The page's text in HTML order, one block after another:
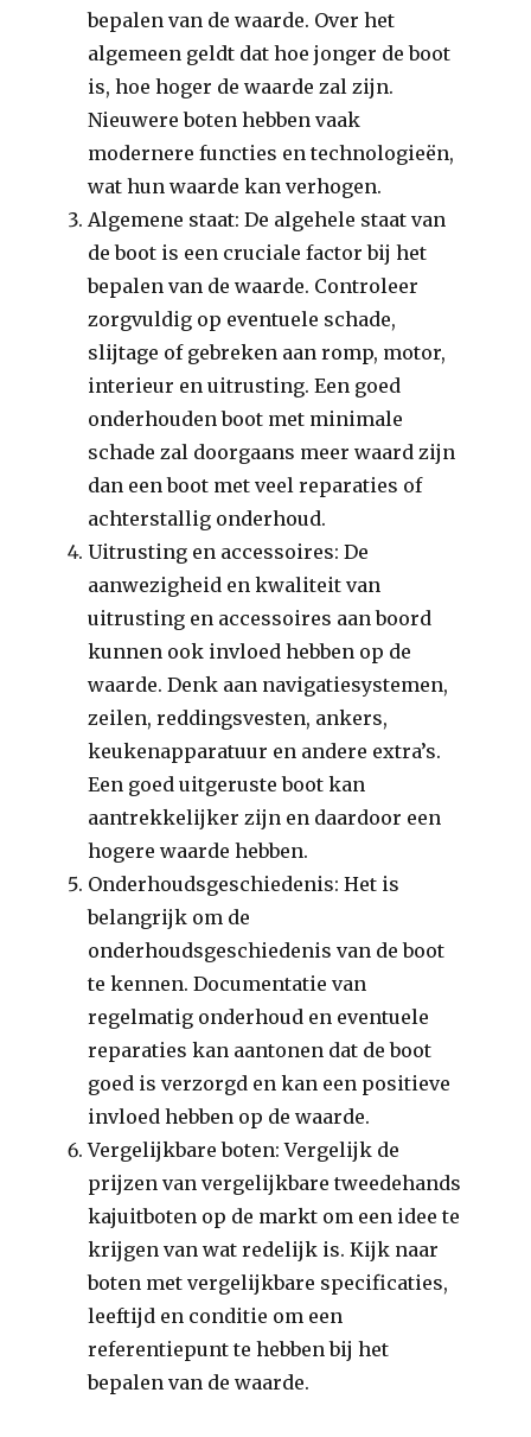
bepalen van de waarde. Over het
algemeen geldt dat hoe jonger de boot
is, hoe hoger de waarde zal zijn.
Nieuwere boten hebben vaak
modernere functies en technologieën,
wat hun waarde kan verhogen.
Algemene staat: De algehele staat van
de boot is een cruciale factor bij het
bepalen van de waarde. Controleer
zorgvuldig op eventuele schade,
slijtage of gebreken aan romp, motor,
interieur en uitrusting. Een goed
onderhouden boot met minimale
schade zal doorgaans meer waard zijn
dan een boot met veel reparaties of
achterstallig onderhoud.
Uitrusting en accessoires: De
aanwezigheid en kwaliteit van
uitrusting en accessoires aan boord
kunnen ook invloed hebben op de
waarde. Denk aan navigatiesystemen,
zeilen, reddingsvesten, ankers,
keukenapparatuur en andere extra’s.
Een goed uitgeruste boot kan
aantrekkelijker zijn en daardoor een
hogere waarde hebben.
Onderhoudsgeschiedenis: Het is
belangrijk om de
onderhoudsgeschiedenis van de boot
te kennen. Documentatie van
regelmatig onderhoud en eventuele
reparaties kan aantonen dat de boot
goed is verzorgd en kan een positieve
invloed hebben op de waarde.
Vergelijkbare boten: Vergelijk de
prijzen van vergelijkbare tweedehands
kajuitboten op de markt om een idee te
krijgen van wat redelijk is. Kijk naar
boten met vergelijkbare specificaties,
leeftijd en conditie om een
referentiepunt te hebben bij het
bepalen van de waarde.